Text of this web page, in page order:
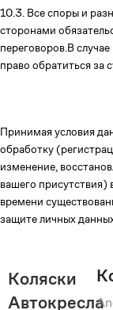
10.3. Все споры и
сторонами
переговоров.В
право обратиться за
Принимая условия
обработку
изменение,
вашего присутствия)
времени
защите личных
Коляски
Автокресла